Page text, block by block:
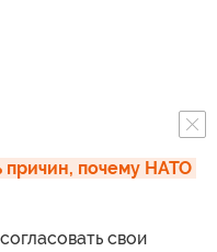
причин, почему НАТО
свои